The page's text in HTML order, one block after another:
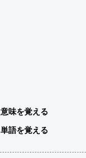
意味を覚える
単語を覚える